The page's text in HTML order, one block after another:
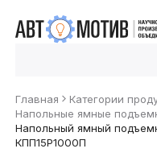
Главная
Категории
Напольные ямные
Напольный ямный
КПП15Р1000П